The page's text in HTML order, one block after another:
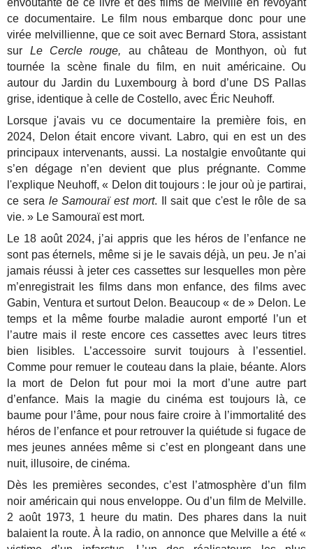
envoûtante de ce livre et des films de Melville en revoyant
ce documentaire. Le film nous embarque donc pour une
virée melvillienne, que ce soit avec Bernard Stora, assistant
sur Le Cercle rouge, au château de Monthyon, où fut
tournée la scène finale du film, en nuit américaine. Ou
autour du Jardin du Luxembourg à bord d’une DS Pallas
grise, identique à celle de Costello, avec Éric Neuhoff.
Lorsque j'avais vu ce documentaire la première fois, en
2024, Delon était encore vivant. Labro, qui en est un des
principaux intervenants, aussi. La nostalgie envoûtante qui
s’en dégage n’en devient que plus prégnante. Comme
l'explique Neuhoff, « Delon dit toujours : le jour où je partirai,
ce sera le Samouraï est mort. Il sait que c'est le rôle de sa
vie. » Le Samouraï est mort.
Le 18 août 2024, j’ai appris que les héros de l’enfance ne
sont pas éternels, même si je le savais déjà, un peu. Je n’ai
jamais réussi à jeter ces cassettes sur lesquelles mon père
m’enregistrait les films dans mon enfance, des films avec
Gabin, Ventura et surtout Delon. Beaucoup « de » Delon. Le
temps et la même fourbe maladie auront emporté l’un et
l’autre mais il reste encore ces cassettes avec leurs titres
bien lisibles. L’accessoire survit toujours à l’essentiel.
Comme pour remuer le couteau dans la plaie, béante. Alors
la mort de Delon fut pour moi la mort d’une autre part
d’enfance. Mais la magie du cinéma est toujours là, ce
baume pour l’âme, pour nous faire croire à l’immortalité des
héros de l’enfance et pour retrouver la quiétude si fugace de
mes jeunes années même si c’est en plongeant dans une
nuit, illusoire, de cinéma.
Dès les premières secondes, c’est l’atmosphère d’un film
noir américain qui nous enveloppe. Ou d’un film de Melville.
2 août 1973, 1 heure du matin. Des phares dans la nuit
balaient la route. À la radio, on annonce que Melville a été «